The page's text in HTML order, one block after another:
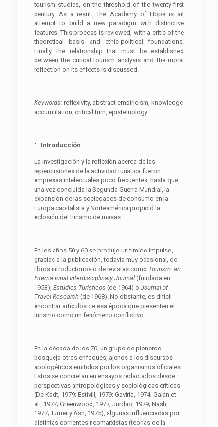
tourism studies, on the threshold of the twenty-first
century. As a result, the Academy of Hope is an
attempt to build a new paradigm with distinctive
features. This process is reviewed, with a critic of the
theoretical basis and ethic-political foundations.
Finally, the relationship that must be established
between the critical tourism analysis and the moral
reflection on its effects is discussed.
Keywords: reflexivity, abstract empiricism, knowledge
accumulation, critical turn, epistemology
1. Introducción
La investigación y la reflexión acerca de las
repercusiones de la actividad turística fueron
empresas intelectuales poco frecuentes, hasta que,
una vez concluida la Segunda Guerra Mundial, la
expansión de las sociedades de consumo en la
Europa capitalista y Norteamérica propició la
eclosión del turismo de masas.
En los años 50 y 60 se produjo un tímido impulso,
gracias a la publicación, todavía muy ocasional, de
libros introductorios o de revistas como Tourism: an
International Interdisciplinary Journal (fundada en
1953), Estudios Turísticos (de 1964) o Journal of
Travel Research (de 1968). No obstante, es difícil
encontrar artículos de esa época que presenten el
turismo como un fenómeno conflictivo.
En la década de los 70, un grupo de pioneros
bosqueja otros enfoques, ajenos a los discursos
apologéticos emitidos por los organismos oficiales.
Estos se concretan en ensayos redactados desde
perspectivas antropológicas y sociológicas críticas
(De Kadt, 1979; Estivill, 1979; Gaviria, 1974; Galán et
al., 1977; Greenwood, 1977; Jurdao, 1979; Nash,
1977; Turner y Ash, 1975), algunas influenciadas por
distintas corrientes neomarxistas (teorías de la